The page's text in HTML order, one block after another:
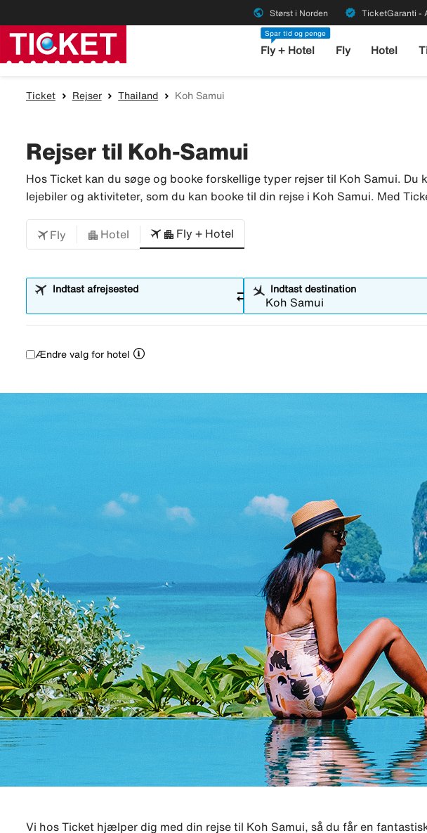
public Størst i Norden verified TicketGaranti -
Spar tid og penge
Fly + Hotel Fly Hotel
Ticket Rejser Thailand Koh Samui
Rejser til Koh-Samui
Hos Ticket kan du søge og booke forskellige typer rejser til Koh Samui.
lejebiler og aktiviteter, som du kan booke til din rejse i Koh Samui. Med
Fly Hotel Fly + Hotel
Indtast afrejsested sync_alt Indtast destination
Ændre valg for hotel
Vi hos Ticket hjælper dig med din rejse til Koh Samui, så du får en